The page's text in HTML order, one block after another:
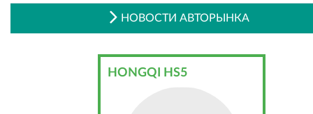
НОВОСТИ АВТОРЫНКА
HONGQI HS5